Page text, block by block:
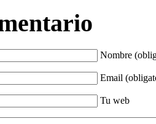
Nombre
Email
Tu web